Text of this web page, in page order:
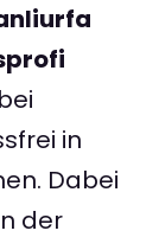
in
Dabei
der